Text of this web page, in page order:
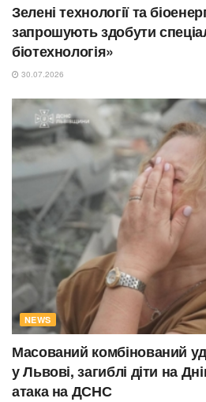
Зелені технології та
запрошують здобути
біотехнологія»
30.07.2026
NEWS
Масований комбінований
у Львові, загиблі діти на
атака на ДСНС